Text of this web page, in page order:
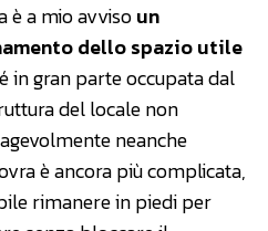
è a mio avvisoun
dello spazio utile
in gran parte occupata dal
del locale non
neanche
è ancora più complicata,
rimanere in piedi per